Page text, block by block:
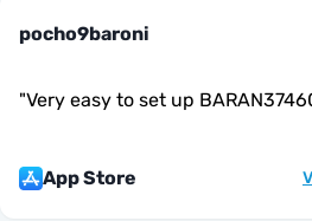
pocho9baroni
"Very easy to set up
App Store